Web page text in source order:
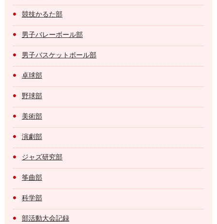
競技かるた部
男子バレーボール部
男子バスケットボール部
卓球部
野球部
美術部
演劇部
ジャズ研究部
筝曲部
科学部
部活動大会記録